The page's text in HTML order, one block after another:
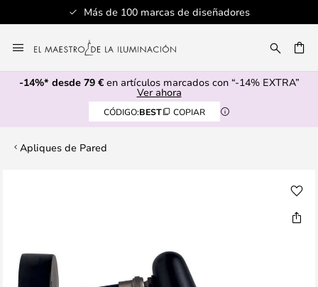
Más de 100 marcas de diseñadores
al
contenido
-14%* desde 79 €en artículos marcados con “-14% EXTRA”
Ver ahora
CÓDIGO:BEST COPIAR
Apliques de Pared
galería